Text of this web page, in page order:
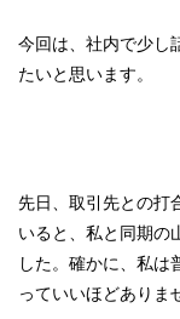
今回は、社内で少し
たいと思います。
先日、取引先との打
いると、私と同期の
した。確かに、私は
っていいほどありま